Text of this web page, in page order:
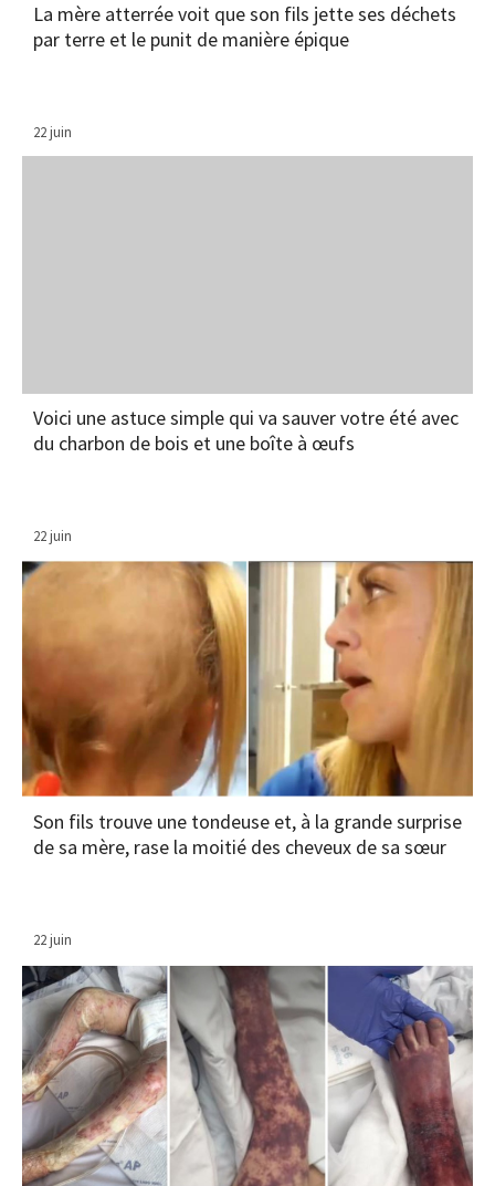
La mère atterrée voit que son fils jette ses déchets
par terre et le punit de manière épique
22 juin
Voici une astuce simple qui va sauver votre été avec
du charbon de bois et une boîte à œufs
22 juin
Son fils trouve une tondeuse et, à la grande surprise
de sa mère, rase la moitié des cheveux de sa sœur
22 juin